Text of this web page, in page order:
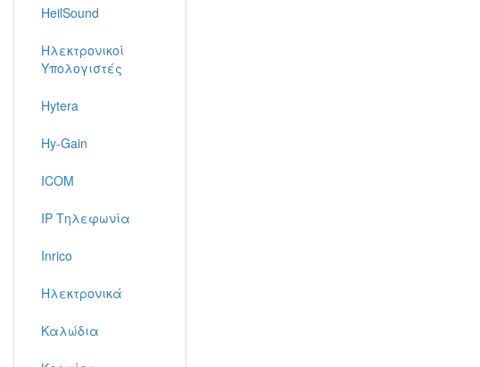
HeilSound
Ηλεκτρονικοί
Υπολογιστές
Hytera
Hy-Gain
ICOM
IP Τηλεφωνία
Inrico
Ηλεκτρονικά
Καλώδια